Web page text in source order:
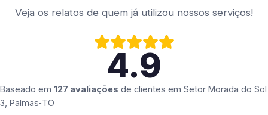
Veja os relatos de quem já utilizou nossos serviços!
4.9
Baseado em 127 avaliações de clientes em Setor Morada do Sol
3, Palmas‑TO